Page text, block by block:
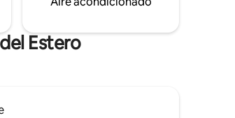
Estero